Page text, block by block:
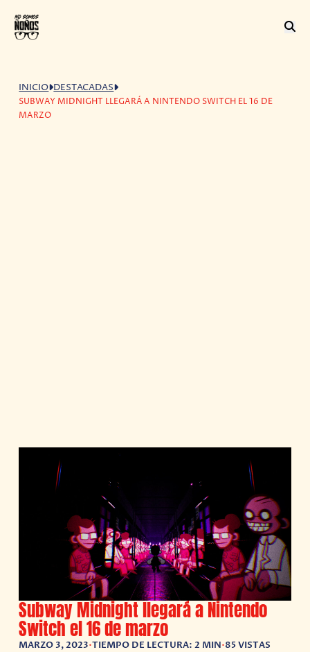
INICIO DESTACADAS
SUBWAY MIDNIGHT LLEGARÁ A NINTENDO SWITCH EL 16 DE
MARZO
Subway Midnight llegará a Nintendo
Switch el 16 de marzo
MARZO 3, 2023•TIEMPO DE LECTURA: 2 MIN•85 VISTAS